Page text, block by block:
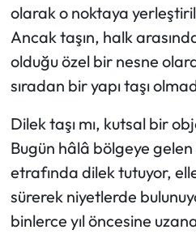
olarak o noktaya
Ancak taşın, halk
olduğu özel bir nesne
sıradan bir yapı taşı
Dilek taşı mı, kutsal bir
Bugün hâlâ bölgeye
etrafında dilek tutuyor,
sürerek niyetlerde
binlerce yıl öncesine
Yerel Haberler